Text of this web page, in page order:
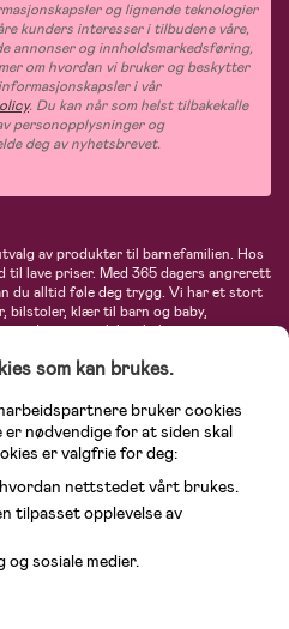
og lignende teknologier
kunders interesser i tilbudene våre,
annonser og innholdsmarkedsføring,
om hvordan vi bruker og beskytter
i vår
. Du kan når som helst tilbakekalle
personopplysninger og
deg av nyhetsbrevet.
av produkter til barnefamilien. Hos
til lave priser. Med 365 dagers angrerett
du alltid føle deg trygg. Vi har et stort
bilstoler, klær til barn og baby,
interiør, leker, babyustyr og mye
Didriksons, KidKraft, Ergobaby, Philips
som kan brukes.
bruker cookies
er nødvendige for at siden skal
er valgfrie for deg:
nettstedet vårt brukes.
tilpasset opplevelse av
sosiale medier.